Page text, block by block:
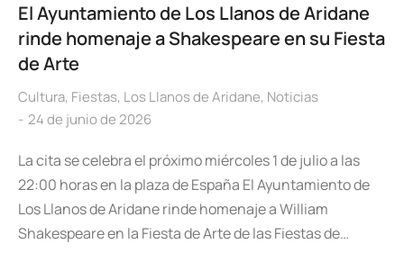
El Ayuntamiento de Los Llanos de Aridane
rinde homenaje a Shakespeare en su Fiesta
de Arte
Cultura, Fiestas, Los Llanos de Aridane, Noticias
24 de junio de 2026
La cita se celebra el próximo miércoles 1 de julio a las
22:00 horas en la plaza de España El Ayuntamiento de
Los Llanos de Aridane rinde homenaje a William
Shakespeare en la Fiesta de Arte de las Fiestas de…